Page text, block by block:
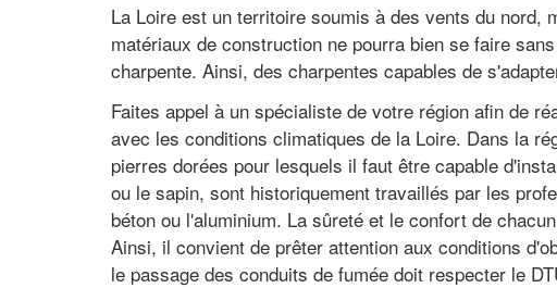
La Loire est un territoire soumis à des vents du nord,
matériaux de construction ne pourra bien se faire
charpente. Ainsi, des charpentes capables de
Faites appel à un spécialiste de votre région afin de
avec les conditions climatiques de la Loire. Dans la
pierres dorées pour lesquels il faut être capable
ou le sapin, sont historiquement travaillés par les
béton ou l'aluminium. La sûreté et le confort de
Ainsi, il convient de prêter attention aux conditions
le passage des conduits de fumée doit respecter le